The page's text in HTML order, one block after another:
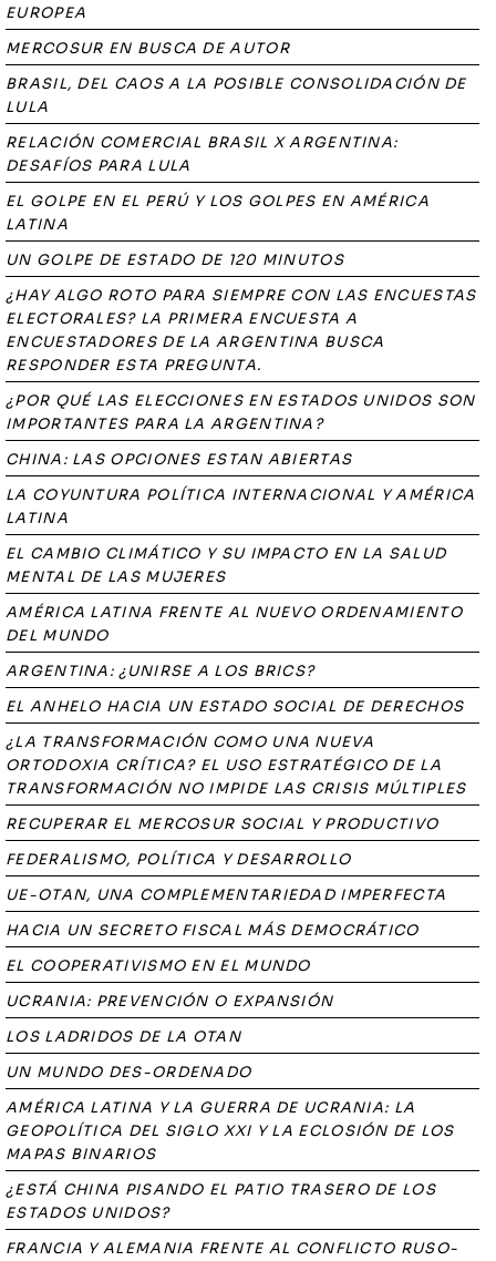
EUROPEA
MERCOSUR EN BUSCA DE AUTOR
BRASIL, DEL CAOS A LA POSIBLE CONSOLIDACIÓN DE
LULA
RELACIÓN COMERCIAL BRASIL X ARGENTINA:
DESAFÍOS PARA LULA
EL GOLPE EN EL PERÚ Y LOS GOLPES EN AMÉRICA
LATINA
UN GOLPE DE ESTADO DE 120 MINUTOS
¿HAY ALGO ROTO PARA SIEMPRE CON LAS ENCUESTAS
ELECTORALES? LA PRIMERA ENCUESTA A
ENCUESTADORES DE LA ARGENTINA BUSCA
RESPONDER ESTA PREGUNTA.
¿POR QUÉ LAS ELECCIONES EN ESTADOS UNIDOS SON
IMPORTANTES PARA LA ARGENTINA?
CHINA: LAS OPCIONES ESTAN ABIERTAS
LA COYUNTURA POLÍTICA INTERNACIONAL Y AMÉRICA
LATINA
EL CAMBIO CLIMÁTICO Y SU IMPACTO EN LA SALUD
MENTAL DE LAS MUJERES
AMÉRICA LATINA FRENTE AL NUEVO ORDENAMIENTO
DEL MUNDO
ARGENTINA: ¿UNIRSE A LOS BRICS?
EL ANHELO HACIA UN ESTADO SOCIAL DE DERECHOS
¿LA TRANSFORMACIÓN COMO UNA NUEVA
ORTODOXIA CRÍTICA? EL USO ESTRATÉGICO DE LA
TRANSFORMACIÓN NO IMPIDE LAS CRISIS MÚLTIPLES
RECUPERAR EL MERCOSUR SOCIAL Y PRODUCTIVO
FEDERALISMO, POLÍTICA Y DESARROLLO
UE-OTAN, UNA COMPLEMENTARIEDAD IMPERFECTA
HACIA UN SECRETO FISCAL MÁS DEMOCRÁTICO
EL COOPERATIVISMO EN EL MUNDO
UCRANIA: PREVENCIÓN O EXPANSIÓN
LOS LADRIDOS DE LA OTAN
UN MUNDO DES-ORDENADO
AMÉRICA LATINA Y LA GUERRA DE UCRANIA: LA
GEOPOLÍTICA DEL SIGLO XXI Y LA ECLOSIÓN DE LOS
MAPAS BINARIOS
¿ESTÁ CHINA PISANDO EL PATIO TRASERO DE LOS
ESTADOS UNIDOS?
FRANCIA Y ALEMANIA FRENTE AL CONFLICTO RUSO-